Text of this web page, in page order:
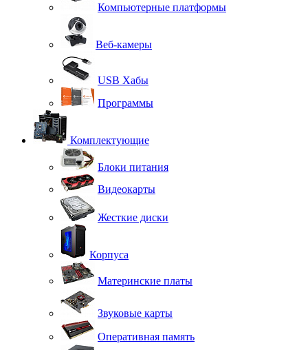
Компьютерные платформы
Веб-камеры
USB Хабы
Программы
Комплектующие
Блоки питания
Видеокарты
Жесткие диски
Корпуса
Материнские платы
Звуковые карты
Оперативная память